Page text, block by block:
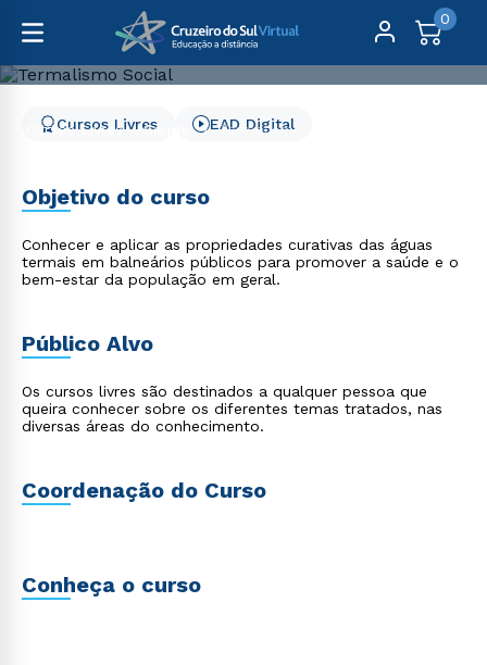
0
Cursos Livres Saúde Termalismo Social
Cursos Livres EAD Digital
Objetivo do curso
Conhecer e aplicar as propriedades curativas das águas
termais em balneários públicos para promover a saúde e o
bem-estar da população em geral.
Público Alvo
Os cursos livres são destinados a qualquer pessoa que
queira conhecer sobre os diferentes temas tratados, nas
diversas áreas do conhecimento.
Coordenação do Curso
Conheça o curso